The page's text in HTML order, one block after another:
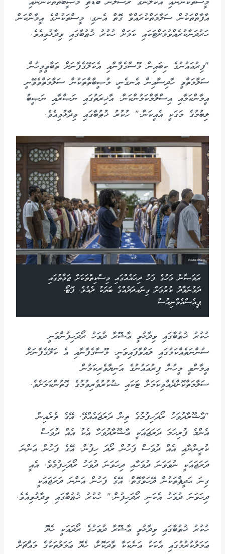
އާފާތްތަކުން ސަލާމަތްކުރައްވާ ގޮތް އެނގި، މީސްތަކުންގެ އީމާންކަން
ހަރުދަނާކުރެއްވުމަށްޓަކައި ކަމަށް ހުކުރު ޚުޠުބާގައި ވިދާޅުވިއެވެ.
"ފިރުޢައުނުގެ ކިބައިން މޫސާގެފާނާއި އެކަލޭގެފާނަށް ތަބާވީމީހުން
ސަލާމަތްވީ ހާދިސާއިން އެނގެނީ، މުޞީބާތްތަކުން ސަލާމަތްވެވޭނީ
އީމާންކަމާއި އިސްލާމްކަމުންކަން. އާޚިރަތުގައި ނަޞްރާއި ނަޞީބު
ލިބުމުގެ މަގަކީ އެއީކަން." ހުކުރު ޚުޠުބާގައި ވިދާޅުވިއެވެ.
ރަމަޞާން މަހުގެ ފަހު ދިހައެއްގައި މިސްކިތްތަކަށް ޖަމާތުގައި
ދަމުނަމާދު ކުރުމަށް ގިނައދަދެއްގެ ބަޔަކު ދެއެވެ. ފޮޓޯ:
ޕީއެސްއެމްނިއުސް
ހުކުރު ޚުޠުބާގައި ވިދާޅުވީ ޢާޝޫރާ ދުވަހު ރޯދަހިފުންވަނީ
ސުންނަތެއްކަމުގައި ލައްވާފައިވަނީ. މޫސާގެފާނާއި އެ ކަލޭގެފާނަށް
އީމާންވީ މީހުން ފިރުޢައުނުގެ އަނިޔާވެރިކަމުން
ސަލާމަތްކޮށްދެއްވިކަމަށް ޓަކައި ޝުކުރުވެރިވުމުގެ ގޮތުންކަމަށެވެ.
"ޢާޝޫރާދުވަހު ރޯދަހިފުމުގެ ތިން ދަރަޖައެއްވޭ. އޭގެ ތެރެއިން
އެންމެ ފުރިހަމަ ދަރަޖައަކީ ޢާޝޫރާދުވަހާ އެކު އެއް ދުވަސް
ކުރީންނާއި އެއް ދުވަސް ފަހުން ރޯދަ ހިފުން. އޭގެ ފަހުން އަންނަ
ދަރަޖައަކީ ނުވަވަނަ ދުވަހާއި ދިހަވަނަ ދުވަހު ރޯދަހިފުމެވެ. އެއީ
ގިނަ ޙަދީޘްތަކުން ދޭހަވާގޮތް. އޭގެ ފަހުން އަންނަ ދަރަޖައަކީ
ދިހަވަނަ ދުވަހު އެކަނި ރޯދަހިފުން." ހުކުރު ޚުޠުބާގައި ވިދާޅުވިއެވެ.
ހުކުރު ޚުޠުބާގައި ވިދާޅުވީ ޢާޝޫރާ ދުވަހުގެ ރޯދައަކީ ހެޔޮ
ޢަމަލުކުރުމުގައި އެކަކު އަނެކަކާ ވާދަކޮށް، ހެޔޮ ޢަމަލުތަކުގެ މައްޗަށް